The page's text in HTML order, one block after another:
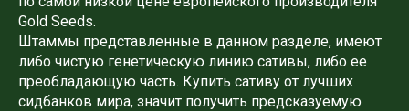
Gold Seeds.
Штаммы представленные в данном разделе, имеют
либо чистую генетическую линию сативы, либо ее
преобладающую часть. Купить сативу от лучших
сидбанков мира, значит получить предсказуемую